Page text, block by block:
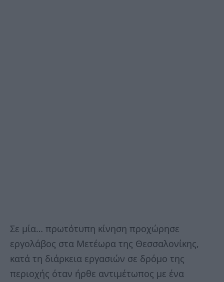
Σε μία… πρωτότυπη κίνηση προχώρησε
εργολάβος στα Μετέωρα της Θεσσαλονίκης,
κατά τη διάρκεια εργασιών σε δρόμο της
περιοχής όταν ήρθε αντιμέτωπος με ένα